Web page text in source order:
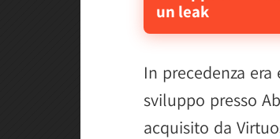
un leak
In precedenza
sviluppo presso
acquisito da